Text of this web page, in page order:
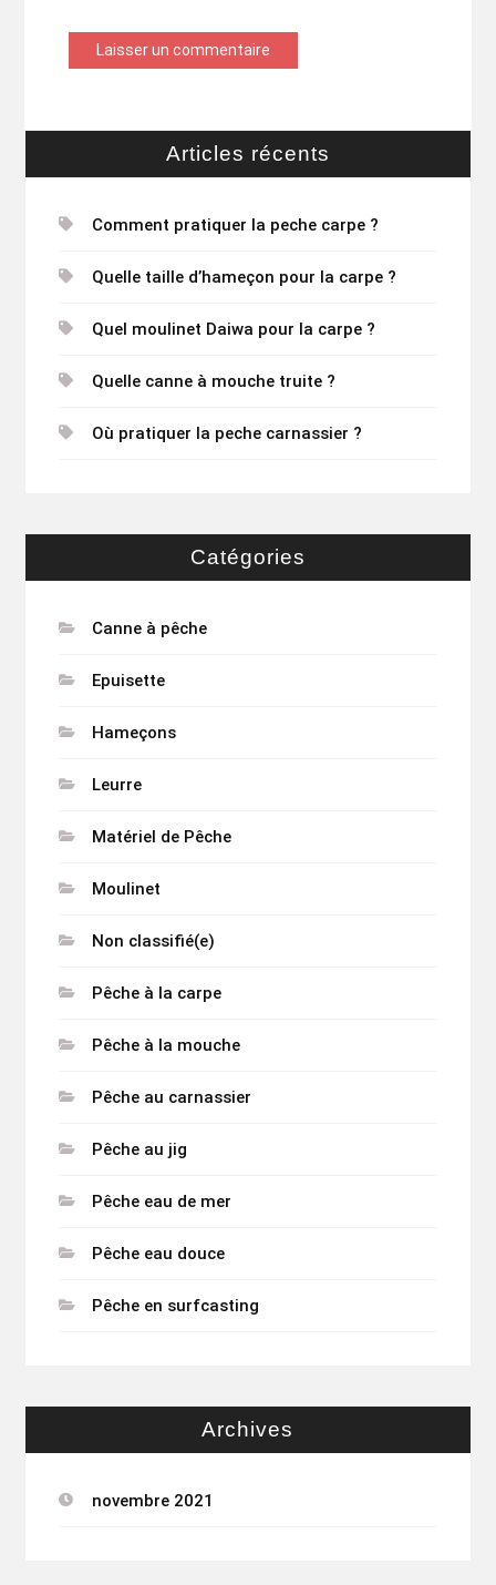
Articles récents
Comment pratiquer la peche carpe ?
Quelle taille d’hameçon pour la carpe ?
Quel moulinet Daiwa pour la carpe ?
Quelle canne à mouche truite ?
Où pratiquer la peche carnassier ?
Catégories
Canne à pêche
Epuisette
Hameçons
Leurre
Matériel de Pêche
Moulinet
Non classifié(e)
Pêche à la carpe
Pêche à la mouche
Pêche au carnassier
Pêche au jig
Pêche eau de mer
Pêche eau douce
Pêche en surfcasting
Archives
novembre 2021